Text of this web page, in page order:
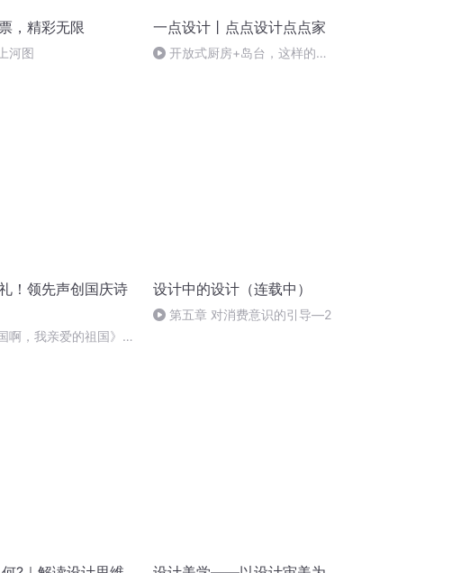
，精彩无限
河图
一点设计丨点点设计点点家
开放式厨房+岛台，这样的装
！领先声创国庆诗
啊，我亲爱的祖国》温
设计中的设计（连载中）
第五章 对消费意识的引导―2